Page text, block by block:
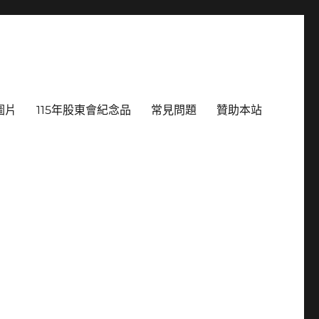
片 115年股東會紀念品 常見問題 贊助本站